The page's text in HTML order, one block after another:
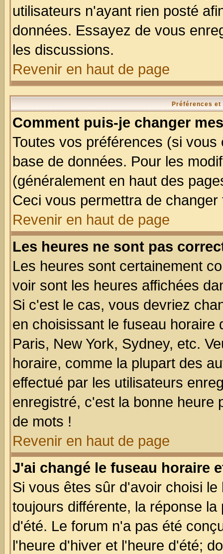
utilisateurs n'ayant rien posté
données. Essayez de vous
les discussions.
Revenir en haut de page
Préférences
Comment puis-je changer
Toutes vos préférences (si
base de données. Pour les
(généralement en haut des
Ceci vous permettra de
Revenir en haut de page
Les heures ne sont pas
Les heures sont certainement
voir sont les heures affichées
Si c'est le cas, vous devriez
en choisissant le fuseau
Paris, New York, Sydney, etc.
horaire, comme la plupart des
effectué par les utilisateurs
enregistré, c'est la bonne heure
de mots !
Revenir en haut de page
J'ai changé le fuseau horaire
Si vous êtes sûr d'avoir choisi
toujours différente, la réponse
d'été. Le forum n'a pas été
l'heure d'hiver et l'heure d'été;